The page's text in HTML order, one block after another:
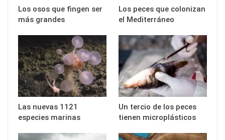
Los osos que fingen ser
más grandes
Los peces que colonizan
el Mediterráneo
Las nuevas 1121
especies marinas
Un tercio de los peces
tienen microplásticos